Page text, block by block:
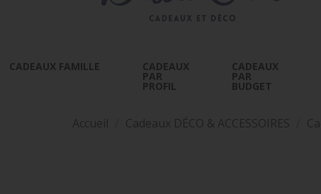
CADEAUX FAMILLE CADEAUX
PAR
PROFIL
CADEAUX
PAR
BUDGET